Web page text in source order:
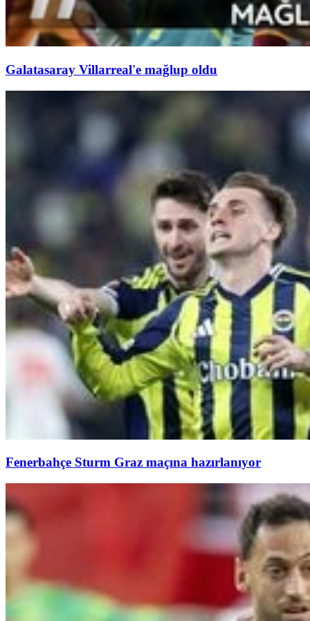
Galatasaray Villarreal'e mağlup oldu
Fenerbahçe Sturm Graz maçına hazırlanıyor